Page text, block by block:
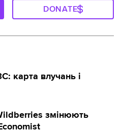
DONATE
карта влучань і
змінюють